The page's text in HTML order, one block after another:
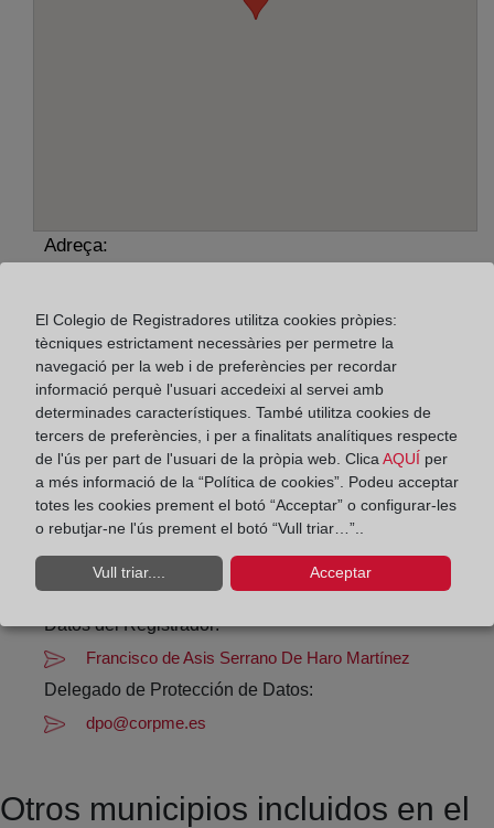
Adreça:
Horario:
De lunes a viernes de 09:00 a 17:00 horas
Agosto: De lunes a viernes de 09:00 a 14:00 horas
Los días 24 y 31 de diciembre de 09:00 a 14:00
horas
Datos de contacto:
(93) 570 00 60
mollet@registrodelapropiedad.org
Datos del Registrador:
Francisco de Asis Serrano De Haro Martínez
Delegado de Protección de Datos:
dpo@corpme.es
Otros municipios incluidos en el
El Colegio de Registradores utilitza cookies pròpies:
tècniques estrictament necessàries per permetre la
navegació per la web i de preferències per recordar
informació perquè l'usuari accedeixi al servei amb
determinades característiques. També utilitza cookies de
tercers de preferències, i per a finalitats analítiques respecte
de l'ús per part de l'usuari de la pròpia web. Clica AQUÍ per
a més informació de la “Política de cookies”. Podeu acceptar
totes les cookies prement el botó “Acceptar” o configurar-les
o rebutjar-ne l'ús prement el botó “Vull triar…”..
Vull triar.... Acceptar